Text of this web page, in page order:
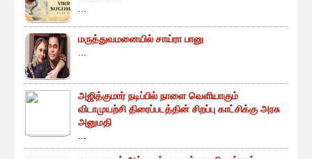
...
மருத்துவமனையில் சாய்ரா பானு
...
அஜித்குமார் நடிப்பில் நாளை வெளியாகும்
விடாமுயற்சி திரைப்படத்தின் சிறப்பு காட்சிக்கு அரசு
அனுமதி
...